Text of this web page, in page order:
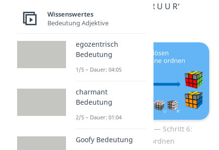
Algorithmus R U R‘ U R U U R‘
ausführst.
Zauberwürfel lösen — Schritt 6:
Kantensteine ordnen
Wissenswertes
Bedeutung Adjektive
egozentrisch
Bedeutung
1/5 – Dauer: 04:05
charmant
Bedeutung
2/5 – Dauer: 01:04
Goofy Bedeutung